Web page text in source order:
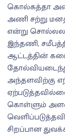
கொல்கத்தா
அணி சற்று
என்று
இந்தணி,
ஆட்டத்தின்
தோல்வியடைந்து
அந்தளவிற்கு
கொள்ளும்
சிறப்பான